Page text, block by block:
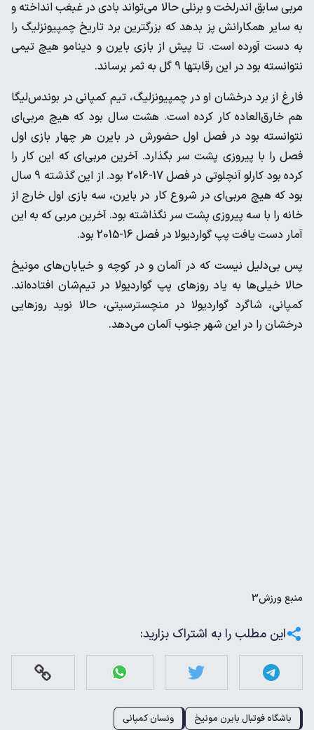
مربی سابق اندرلخت و برنلی حالا می‌تواند بادی در غبغب انداخته و
‌به سایر همکارانش پز بدهد که بزرگترین برد تاریخ چمپیونزلیگ را
به ‌دست آورده است. تا پیش از بازی بایرن و دینامو هیچ تیمی
نتوانسته ‌بود در این رقابتها 9 گل به ثمر برساند. ‌
فارغ از برد درخشان او در چمپیونزلیگ، تیم کمپانی در بوندس‌لیگا
‌هم خارق‌العاده کار کرده است. هشت سال بود که هیچ مربی‌ای
‌نتوانسته بود در فصل اول حضورش در بایرن هر چهار بازی اول
فصل ‌را با پیروزی پشت سر بگذارد. آخرین مربی‌ای که این کار را
کرده بود ‌کارلو آنچلوتی در فصل 17-2016 بود. از این گذشته 9 سال
بود که ‌هیچ مربی‌ای در شروع کار در بایرن، سه بازی اول خارج از
خانه را با ‌سه پیروزی پشت سر نگذاشته بود. آخرین مربی که به این
آمار دست ‌یافت پپ گواردیولا در فصل 16-2015 بود. ‌
پس بی‌دلیل نیست که در آلمان و در کوچه و خیابان‌های مونیخ
حالا ‌خیلی‌ها به یاد روزهای پپ گواردیولا در تیم‌شان افتاده‌اند.
کمپانی، ‌شاگرد گواردیولا در منچسترسیتی، حالا نوید روزهایی
درخشان را در ‌این شهر جنوب آلمان می‌دهد. ‌
منبعورزش3
این مطلب را به اشتراک بزارید:
باشگاه فوتبال بایرن مونیخ ونسان کمپانی